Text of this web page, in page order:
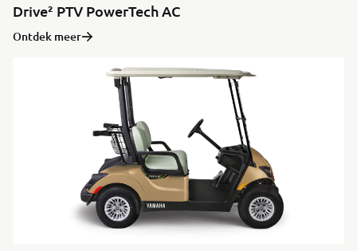
Drive² PTV PowerTech AC
Ontdek meer